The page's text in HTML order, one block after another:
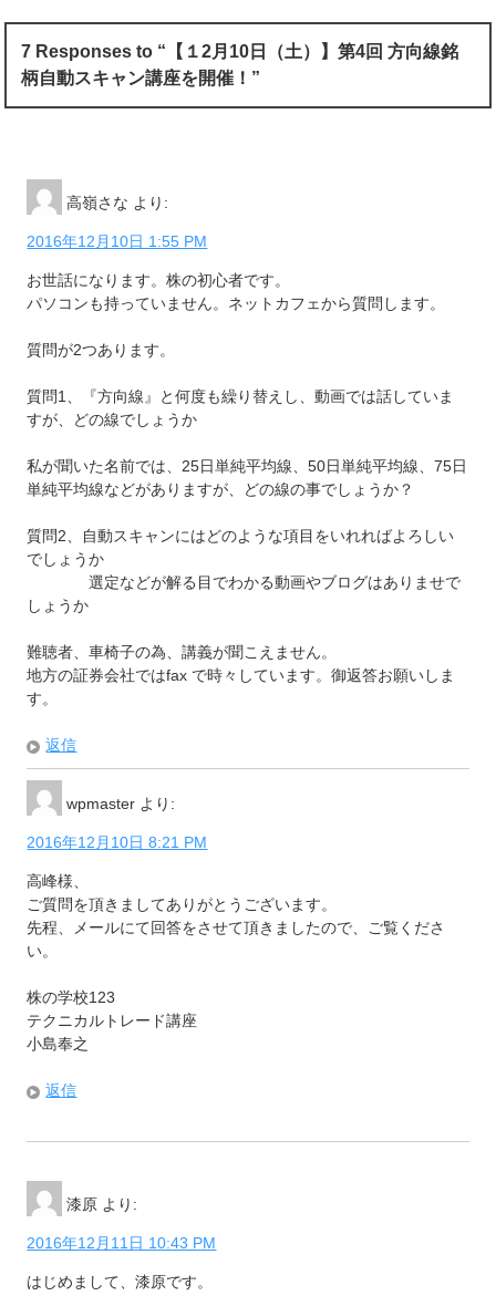
7 Responses to “【１2月10日（土）】第4回 方向線銘
柄自動スキャン講座を開催！”
高嶺さな より:
2016年12月10日 1:55 PM
お世話になります。株の初心者です。
パソコンも持っていません。ネットカフェから質問します。
質問が2つあります。
質問1、『方向線』と何度も繰り替えし、動画では話していま
すが、どの線でしょうか
私が聞いた名前では、25日単純平均線、50日単純平均線、75日
単純平均線などがありますが、どの線の事でしょうか？
質問2、自動スキャンにはどのような項目をいれればよろしい
でしょうか
選定などが解る目でわかる動画やブログはありませで
しょうか
難聴者、車椅子の為、講義が聞こえません。
地方の証券会社ではfax で時々しています。御返答お願いしま
す。
返信
wpmaster より:
2016年12月10日 8:21 PM
高峰様、
ご質問を頂きましてありがとうございます。
先程、メールにて回答をさせて頂きましたので、ご覧くださ
い。
株の学校123
テクニカルトレード講座
小島奉之
返信
漆原 より:
2016年12月11日 10:43 PM
はじめまして、漆原です。